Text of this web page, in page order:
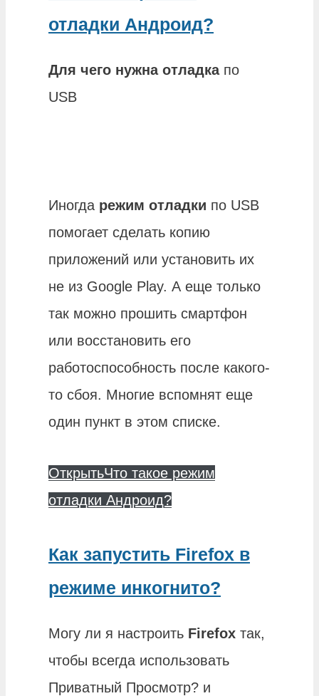
отладки Андроид?
Для чего нужна отладкапо
USB
Иногда режим отладки по USB
помогает сделать копию
приложений или установить их
не из Google Play. А еще только
так можно прошить смартфон
или восстановить его
работоспособность после какого-
то сбоя. Многие вспомнят еще
один пункт в этом списке.
ОткрытьЧто такое режим
отладки Андроид?
Как запустить Firefox в
режиме инкогнито?
Могу ли я настроить Firefox так,
чтобы всегда использовать
Приватный Просмотр? и